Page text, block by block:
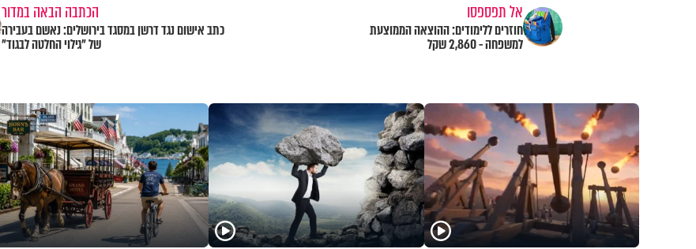
אל תפספסו
חוזרים ללימודים: ההוצאה הממוצעת
למשפחה - 2,860 שקל
הכתבה הבאה במדור
כתב אישום נגד דרשן במסגד בירושלים: נאשם בעבירה
של "גילוי החלטה לבגוד"